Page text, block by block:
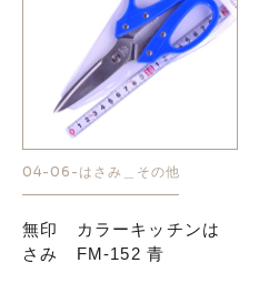
お問い合わせはこちら
04-06-はさみ＿その他
無印 カラーキッチンは
さみ FM-152 青